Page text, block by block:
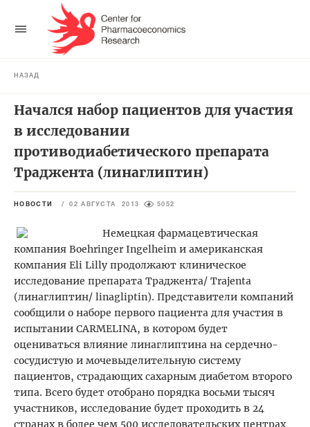
НАЗАД
Начался набор пациентов для участия
в исследовании
противодиабетического препарата
Траджента (линаглиптин)
НОВОСТИ / 02 АВГУСТА 2013 5052
Немецкая фармацевтическая
компания Boehringer Ingelheim и американская
компания Eli Lilly продолжают клиническое
исследование препарата Траджента/ Trajenta
(линаглиптин/ linagliptin). Представители компаний
сообщили о наборе первого пациента для участия в
испытании CARMELINA, в котором будет
оцениваться влияние линаглиптина на сердечно-
сосудистую и мочевыделительную систему
пациентов, страдающих сахарным диабетом второго
типа. Всего будет отобрано порядка восьми тысяч
участников, исследование будет проходить в 24
странах в более чем 500 исследовательских центрах